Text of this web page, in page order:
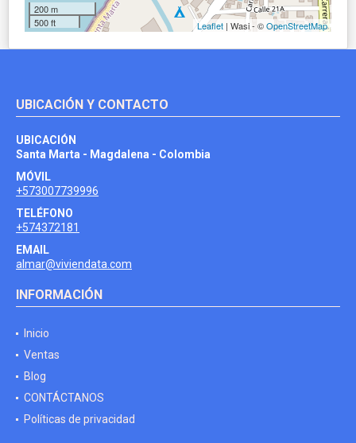
200 m
500 ft
Leaflet | Wasi - ©OpenStreetMap
UBICACIÓN Y CONTACTO
UBICACIÓN
Santa Marta - Magdalena - Colombia
MÓVIL
+573007739996
TELÉFONO
+574372181
EMAIL
almar@viviendata.com
INFORMACIÓN
Inicio
Ventas
Blog
CONTÁCTANOS
Políticas de privacidad